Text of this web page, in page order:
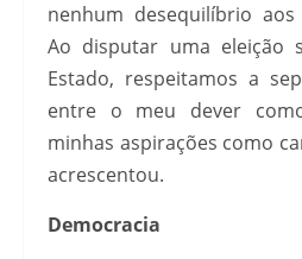
nenhum desequilíbrio aos
Ao disputar uma eleição
Estado, respeitamos a
entre o meu dever
minhas aspirações como
acrescentou.
Democracia